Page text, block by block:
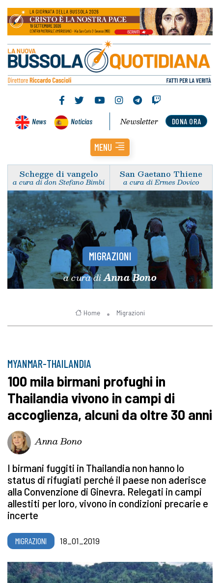
News Noticias DONA ORA
Newsletter
MENU
Schegge di vangelo
a cura di don Stefano Bimbi
San Gaetano Thiene
a cura di Ermes Dovico
MIGRAZIONI
a cura diAnna Bono
Home Migrazioni
MYANMAR-THAILANDIA
100 mila birmani profughi in
Thailandia vivono in campi di
accoglienza, alcuni da oltre 30 anni
Anna Bono
I birmani fuggiti in Thailandia non hanno lo
status di rifugiati perché il paese non aderisce
alla Convenzione di Ginevra. Relegati in campi
allestiti per loro, vivono in condizioni precarie e
incerte
MIGRAZIONI 18_01_2019